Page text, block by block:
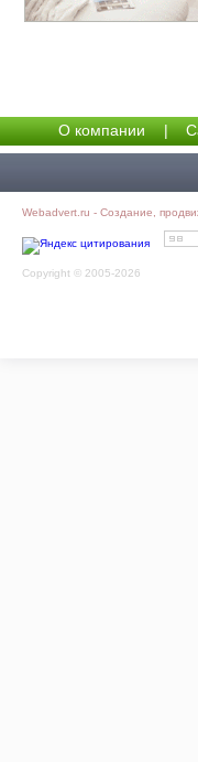
О компании |
Webadvert.ru - Создание,
Copyright © 2005-2026